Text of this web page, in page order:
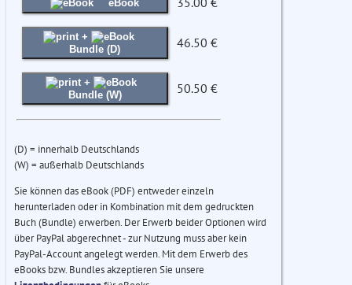
eBook
+
Bundle (D)
46.50 €
+
Bundle (W)
50.50 €
(D) = innerhalb Deutschlands
(W) = außerhalb Deutschlands
Sie können das eBook (PDF) entweder einzeln
herunterladen oder in Kombination mit dem gedruckten
Buch (Bundle) erwerben. Der Erwerb beider Optionen wird
über PayPal abgerechnet - zur Nutzung muss aber kein
PayPal-Account angelegt werden. Mit dem Erwerb des
eBooks bzw. Bundles akzeptieren Sie unsere